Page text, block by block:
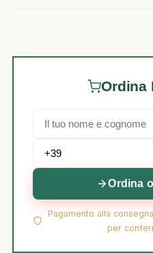
Ordina
Ordina
Pagamento alla
per